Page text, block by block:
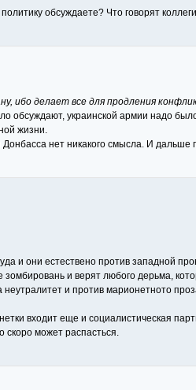
обсуждаете? Что говорят
ибо делает все для продления
обсуждают, украинской армии надо
жизни.
нет никакого смысла. И дальше
и они естествено против западной
и верят любого дерьма,
и против марионетното
входит еще и социалистическая
скоро может распасться.